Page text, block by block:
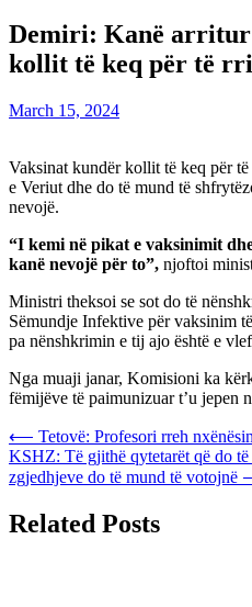
Demiri: Kanë
kollit të keq për të
March 15, 2024
Vaksinat kundër kollit të keq për
e Veriut dhe do të mund të
nevojë.
“I kemi në pikat e vaksinimit
kanë nevojë për to”, njoftoi
Ministri theksoi se sot do të
Sëmundje Infektive për vaksinim
pa nënshkrimin e tij ajo është e
Nga muaji janar, Komisioni ka
fëmijëve të paimunizuar t’u jepen
Post
navigation
⟵ Tetovë: Profesori rreh
KSHZ: Të gjithë qytetarët që do
zgjedhjeve do të mund të votojnë
Related Posts